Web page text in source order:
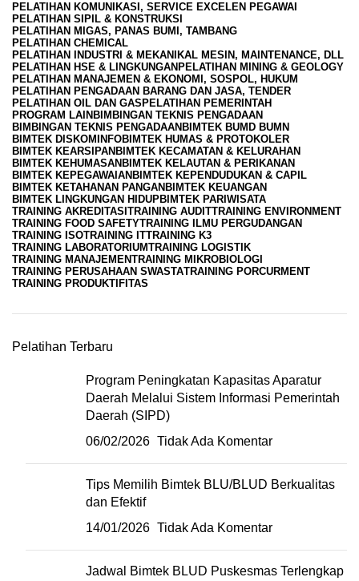
PELATIHAN KOMUNIKASI, SERVICE EXCELEN PEGAWAI
PELATIHAN SIPIL & KONSTRUKSI
PELATIHAN MIGAS, PANAS BUMI, TAMBANG
PELATIHAN CHEMICAL
PELATIHAN INDUSTRI & MEKANIKAL MESIN, MAINTENANCE, DLL
PELATIHAN HSE & LINGKUNGAN PELATIHAN MINING & GEOLOGY
PELATIHAN MANAJEMEN & EKONOMI, SOSPOL, HUKUM
PELATIHAN PENGADAAN BARANG DAN JASA, TENDER
PELATIHAN OIL DAN GAS PELATIHAN PEMERINTAH
PROGRAM LAIN BIMBINGAN TEKNIS PENGADAAN
BIMBINGAN TEKNIS PENGADAAN BIMTEK BUMD BUMN
BIMTEK DISKOMINFOBIMTEK HUMAS & PROTOKOLER
BIMTEK KEARSIPAN BIMTEK KECAMATAN & KELURAHAN
BIMTEK KEHUMASAN BIMTEK KELAUTAN & PERIKANAN
BIMTEK KEPEGAWAIAN BIMTEK KEPENDUDUKAN & CAPIL
BIMTEK KETAHANAN PANGAN BIMTEK KEUANGAN
BIMTEK LINGKUNGAN HIDUPBIMTEK PARIWISATA
TRAINING AKREDITASI TRAINING AUDITTRAINING ENVIRONMENT
TRAINING FOOD SAFETYTRAINING ILMU PERGUDANGAN
TRAINING ISOTRAINING ITTRAINING K3
TRAINING LABORATORIUMTRAINING LOGISTIK
TRAINING MANAJEMENTRAINING MIKROBIOLOGI
TRAINING PERUSAHAAN SWASTATRAINING PORCURMENT
TRAINING PRODUKTIFITAS
Pelatihan Terbaru
Program Peningkatan Kapasitas Aparatur
Daerah Melalui Sistem Informasi Pemerintah
Daerah (SIPD)
06/02/2026 Tidak Ada Komentar
Tips Memilih Bimtek BLU/BLUD Berkualitas
dan Efektif
14/01/2026 Tidak Ada Komentar
Jadwal Bimtek BLUD Puskesmas Terlengkap